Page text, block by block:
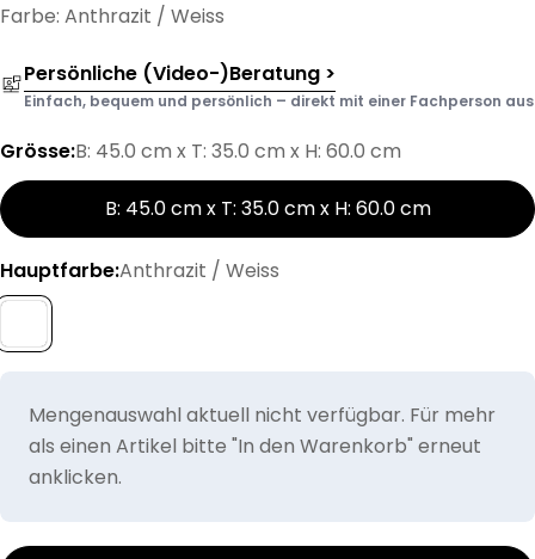
Farbe: Anthrazit / Weiss
Persönliche (Video-)Beratung >
Einfach, bequem und persönlich – direkt mit einer Fachperson aus
Grösse:B: 45.0 cm x T: 35.0 cm x H: 60.0 cm
B: 45.0 cm x T: 35.0 cm x H: 60.0 cm
Hauptfarbe:Anthrazit / Weiss
Mengenauswahl aktuell nicht verfügbar. Für mehr
als einen Artikel bitte "In den Warenkorb" erneut
anklicken.